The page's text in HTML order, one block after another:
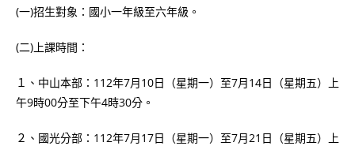
(一)招生對象：國小一年級至六年級。
(二)上課時間：
１、中山本部：112年7月10日（星期一）至7月14日（星期五）上
午9時00分至下午4時30分。
２、國光分部：112年7月17日（星期一）至7月21日（星期五）上